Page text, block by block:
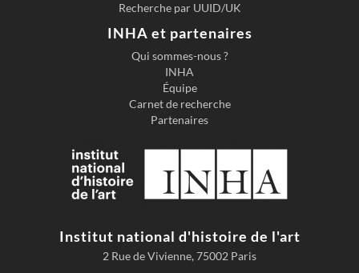
Recherche par UUID/UK
INHA et partenaires
Qui sommes-nous ?
INHA
Équipe
Carnet de recherche
Partenaires
Institut national d'histoire de l'art
2 Rue de Vivienne, 75002 Paris